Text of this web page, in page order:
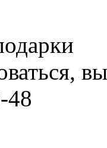
48